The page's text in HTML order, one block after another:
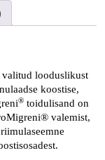
looduslikust
koostise,
® toidulisand on
valemist,